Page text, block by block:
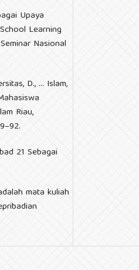
Upaya
Learning
Nasional
D., … Islam,
Riau,
21 Sebagai
mata kuliah